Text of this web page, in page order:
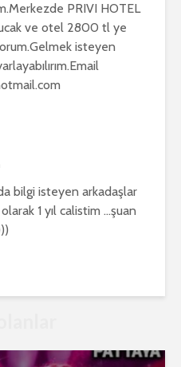
PRIVI HOTEL
ucak ve otel 2800 tl ye
isteyen
bilgi isteyen arkadaşlar
1 yıl calistim …şuan